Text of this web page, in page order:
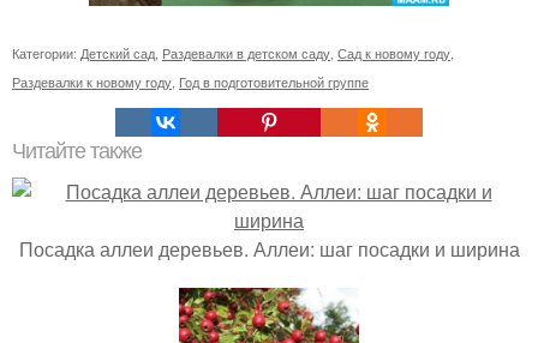
Категории: Детский сад Раздевалки в детском саду Сад к новому году
Раздевалки к новому году Год в подготовительной группе
Читайте также
Посадка аллеи деревьев. Аллеи: шаг посадки и ширина